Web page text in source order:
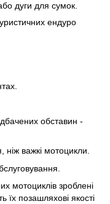
дуги для сумок.
ендуро
обставин -
важкі мотоцикли.
мотоциклів зроблені
їх позашляхові якості